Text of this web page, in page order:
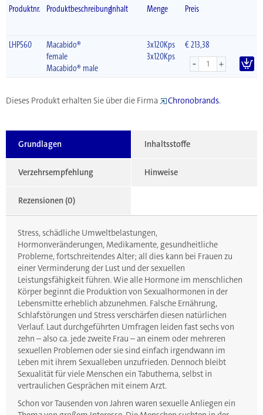
Produktnr. ProduktbeschreibungInhalt Menge Preis
LHP560
Macabido®
female
Macabido® male
3x120Kps
3x120Kps
€ 213,38
- +
Dieses Produkt erhalten Sie über die Firma Chronobrands.
Grundlagen Inhaltsstoffe
Verzehrsempfehlung Hinweise
Rezensionen (0)
Stress, schädliche Umweltbelastungen,
Hormonveränderungen, Medikamente, gesundheitliche
Probleme, fortschreitendes Alter; all dies kann bei Frauen zu
einer Verminderung der Lust und der sexuellen
Leistungsfähigkeit führen. Wie alle Hormone im menschlichen
Körper beginnt die Produktion von Sexualhormonen in der
Lebensmitte erheblich abzunehmen. Falsche Ernährung,
Schlafstörungen und Stress verschärfen diesen natürlichen
Verlauf. Laut durchgeführten Umfragen leiden fast sechs von
zehn – also ca. jede zweite Frau – an einem oder mehreren
sexuellen Problemen oder sie sind einfach irgendwann im
Leben mit ihrem Sexualleben unzufrieden. Dennoch bleibt
Sexualität für viele Menschen ein Tabuthema, selbst in
vertraulichen Gesprächen mit einem Arzt.
Schon vor Tausenden von Jahren waren sexuelle Anliegen ein